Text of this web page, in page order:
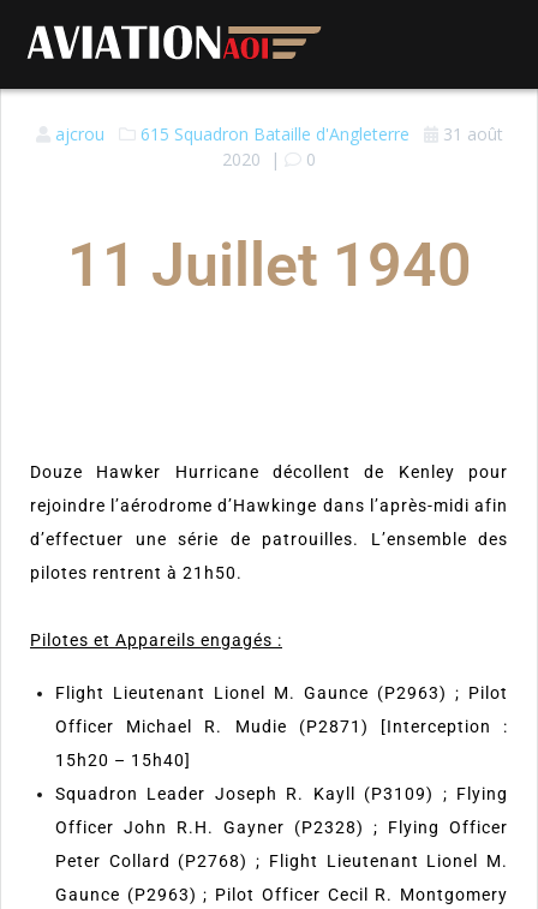
ajcrou 615 Squadron Bataille d'Angleterre
31 août
2020 | 0
11 Juillet 1940
Douze Hawker Hurricane décollent de Kenley pour
rejoindre l’aérodrome d’Hawkinge dans l’après-midi afin
d’effectuer une série de patrouilles. L’ensemble des
pilotes rentrent à 21h50.
Pilotes et Appareils engagés :
Flight Lieutenant Lionel M. Gaunce (P2963) ; Pilot
Officer Michael R. Mudie (P2871) [Interception :
15h20 – 15h40]
Squadron Leader Joseph R. Kayll (P3109) ; Flying
Officer John R.H. Gayner (P2328) ; Flying Officer
Peter Collard (P2768) ; Flight Lieutenant Lionel M.
Gaunce (P2963) ; Pilot Officer Cecil R. Montgomery